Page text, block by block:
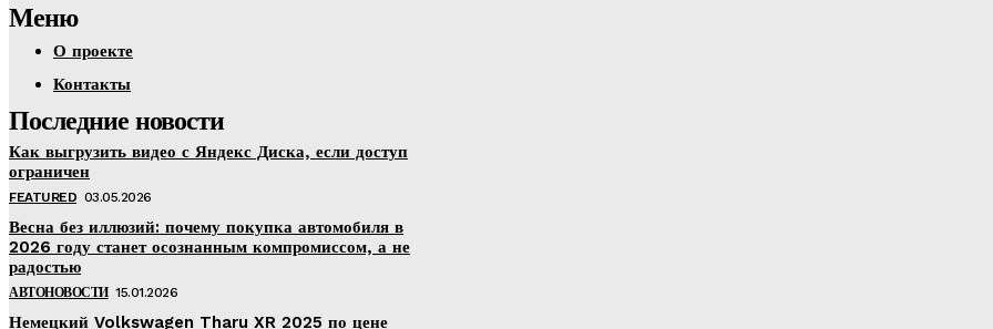
Меню
О проекте
Контакты
Последние новости
Как выгрузить видео с Яндекс Диска, если доступ
ограничен
FEATURED 03.05.2026
Весна без иллюзий: почему покупка автомобиля в
2026 году станет осознанным компромиссом, а не
радостью
АВТОНОВОСТИ 15.01.2026
Немецкий Volkswagen Tharu XR 2025 по цене